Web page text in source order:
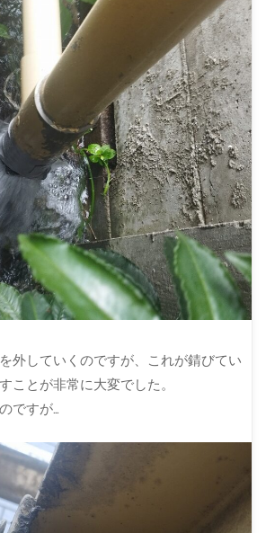
外していくのですが、これが錆びてい
ことが非常に大変でした。
ですが…